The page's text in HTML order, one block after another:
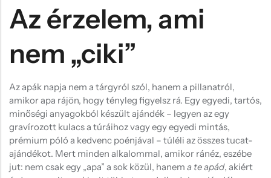
Az érzelem, ami
nem „ciki”
Az apák napja nem a tárgyról szól, hanem a pillanatról,
amikor apa rájön, hogy tényleg figyelsz rá. Egy egyedi, tartós,
minőségi anyagokból készült ajándék – legyen az egy
gravírozott kulacs a túráihoz vagy egy egyedi mintás,
prémium póló a kedvenc poénjával – túléli az összes tucat-
ajándékot. Mert minden alkalommal, amikor ránéz, eszébe
jut: nem csak egy „apa” a sok közül, hanem a te apád, akiért